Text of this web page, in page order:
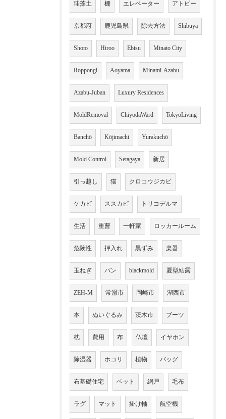
珪藻土 棚 エレベーター アトピー
京都府 鹿児島県 除去方法 Shibuya
Shoto Hiroo Ebisu Minato City
Roppongi Aoyama Minami-Azabu
Azabu-Juban Luxury Residences
MoldRemoval ChiyodaWard TokyoLiving
Banchō Kōjimachi Yurakuchō
Mold Control Setagaya 新居
引っ越し 猫 クロコウジカビ
ケカビ ススカビ トリコデルマ
生活 重曹 一軒家 ロッカールーム
危険性 押入れ 黒ずみ 楽器
玉ねぎ パン blackmold 夏型結露
ZEH-M 常滑市 岡崎市 湖西市
本 ぬいぐるみ 茨木市 ブーツ
枕 費用 布 仏壇 イヤホン
除湿器 ホコリ 植物 バッグ
布基礎住宅 ベット 網戸 毛布
ラグ マット 掛け軸 航空機